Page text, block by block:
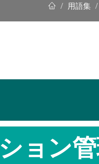
用語集
ョン